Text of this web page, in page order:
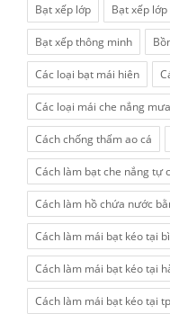
Bạt xếp lớp Bạt xếp
Bạt xếp thông minh
Các loại bạt mái hiên
Các loại mái che nắng mưa
Cách chống thấm ao cá
Cách làm bạt che nắng tự
Cách làm hồ chứa nước
Cách làm mái bạt kéo tại
Cách làm mái bạt kéo tại
Cách làm mái bạt kéo tại